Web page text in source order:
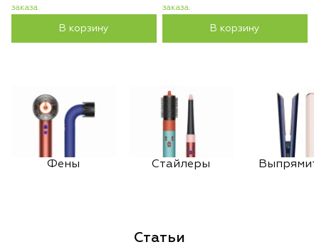
заказа.
В корзину
заказа.
В корзину
Фены Стайлеры
Статьи